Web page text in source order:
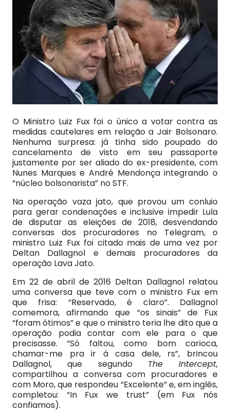
O Ministro Luiz Fux foi o único a votar contra as
medidas cautelares em relação a Jair Bolsonaro.
Nenhuma surpresa: já tinha sido poupado do
cancelamento de visto em seu passaporte
justamente por ser aliado do ex-presidente, com
Nunes Marques e André Mendonça integrando o
“núcleo bolsonarista” no STF.
Na operação vaza jato, que provou um conluio
para gerar condenações e inclusive impedir Lula
de disputar as eleições de 2018, desvendando
conversas dos procuradores no Telegram, o
ministro Luiz Fux foi citado mais de uma vez por
Deltan Dallagnol e demais procuradores da
operação Lava Jato.
Em 22 de abril de 2016 Deltan Dallagnol relatou
uma conversa que teve com o ministro Fux em
que frisa: “Reservado, é claro”. Dallagnol
comemora, afirmando que “os sinais” de Fux
“foram ótimos” e que o ministro teria lhe dito que a
operação podia contar com ele para o que
precisasse. “Só faltou, como bom carioca,
chamar-me pra ir à casa dele, rs”, brincou
Dallagnol, que segundo The Intercept,
compartilhou a conversa com procuradores e
com Moro, que respondeu “Excelente” e, em inglês,
completou: “In Fux we trust” (em Fux nós
confiamos).